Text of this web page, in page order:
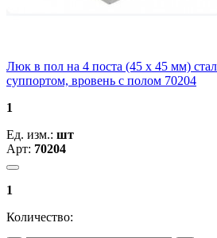
Люк в пол на 4 поста (45 х 45 мм)
суппортом, вровень с полом 70204
1
Ед. изм.: шт
Арт: 70204
1
Количество: